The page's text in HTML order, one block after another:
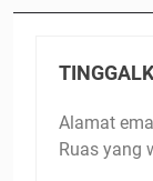
Alamat
Ruas yang